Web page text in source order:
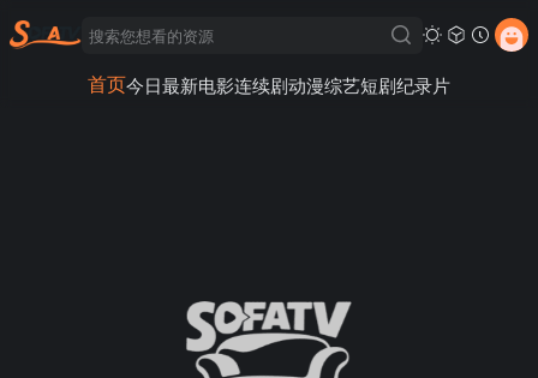
首页今日最新电影连续剧动漫综艺短剧纪录片